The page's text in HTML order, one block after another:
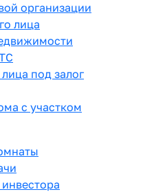
организации
лица
под залог
с участком